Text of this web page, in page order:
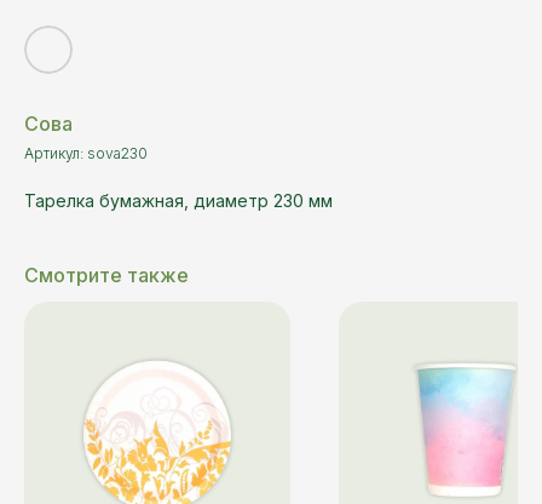
Сова
Артикул: sova230
Тарелка бумажная, диаметр 230 мм
Смотрите также